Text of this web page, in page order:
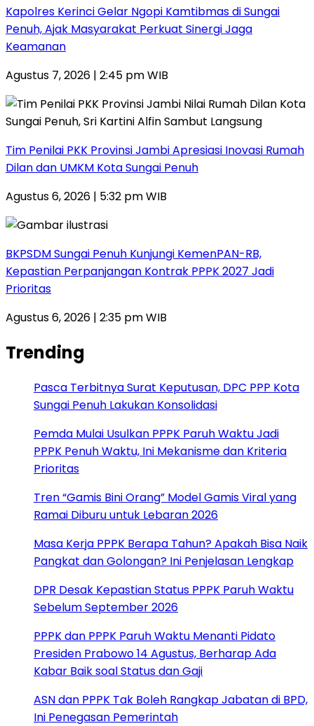
Kapolres Kerinci Gelar Ngopi Kamtibmas di Sungai
Penuh, Ajak Masyarakat Perkuat Sinergi Jaga
Keamanan
Agustus 7, 2026 | 2:45 pm WIB
Tim Penilai PKK Provinsi Jambi Apresiasi Inovasi Rumah
Dilan dan UMKM Kota Sungai Penuh
Agustus 6, 2026 | 5:32 pm WIB
BKPSDM Sungai Penuh Kunjungi KemenPAN-RB,
Kepastian Perpanjangan Kontrak PPPK 2027 Jadi
Prioritas
Agustus 6, 2026 | 2:35 pm WIB
Trending
Pasca Terbitnya Surat Keputusan, DPC PPP Kota
Sungai Penuh Lakukan Konsolidasi
Pemda Mulai Usulkan PPPK Paruh Waktu Jadi
PPPK Penuh Waktu, Ini Mekanisme dan Kriteria
Prioritas
Tren “Gamis Bini Orang” Model Gamis Viral yang
Ramai Diburu untuk Lebaran 2026
Masa Kerja PPPK Berapa Tahun? Apakah Bisa Naik
Pangkat dan Golongan? Ini Penjelasan Lengkap
DPR Desak Kepastian Status PPPK Paruh Waktu
Sebelum September 2026
PPPK dan PPPK Paruh Waktu Menanti Pidato
Presiden Prabowo 14 Agustus, Berharap Ada
Kabar Baik soal Status dan Gaji
ASN dan PPPK Tak Boleh Rangkap Jabatan di BPD,
Ini Penegasan Pemerintah